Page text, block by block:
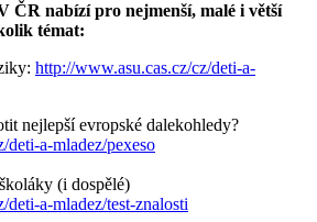
ČR nabízí pro nejmenší, malé i větší
témat:
http://www.asu.cas.cz/cz/deti-a-
nejlepší evropské dalekohledy?
deti-a-mladez/pexeso
(i dospělé)
a-mladez/test-znalosti